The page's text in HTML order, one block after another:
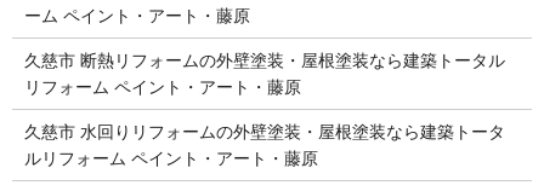
ーム ペイント・アート・藤原
久慈市 断熱リフォームの外壁塗装・屋根塗装なら建築トータル
リフォーム ペイント・アート・藤原
久慈市 水回りリフォームの外壁塗装・屋根塗装なら建築トータ
ルリフォーム ペイント・アート・藤原